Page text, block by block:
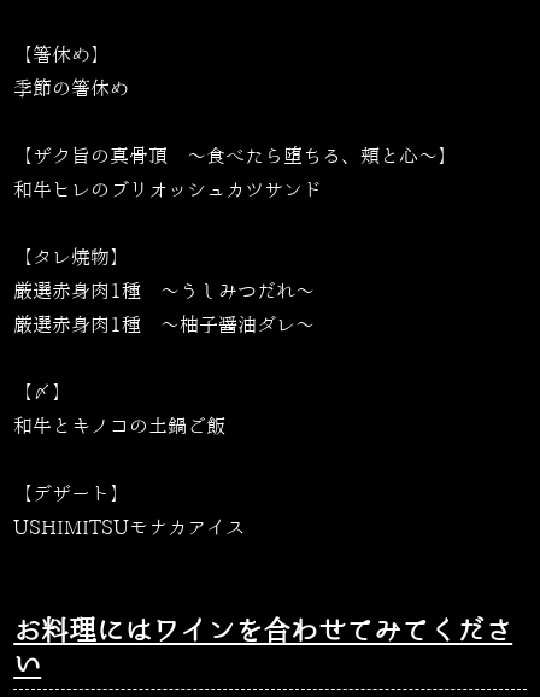
【箸休め】
季節の箸休め
【ザク旨の真骨頂 〜食べたら堕ちる、頬と心〜】
和牛ヒレのブリオッシュカツサンド
【タレ焼物】
厳選赤身肉1種 ～うしみつだれ～
厳選赤身肉1種 ～柚子醤油ダレ～
【〆】
和牛とキノコの土鍋ご飯
【デザート】
USHIMITSUモナカアイス
お料理にはワインを合わせてみてくださ
い